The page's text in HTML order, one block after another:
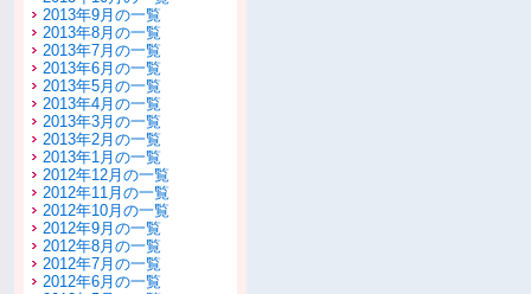
2013年9月の一覧
2013年8月の一覧
2013年7月の一覧
2013年6月の一覧
2013年5月の一覧
2013年4月の一覧
2013年3月の一覧
2013年2月の一覧
2013年1月の一覧
2012年12月の一覧
2012年11月の一覧
2012年10月の一覧
2012年9月の一覧
2012年8月の一覧
2012年7月の一覧
2012年6月の一覧